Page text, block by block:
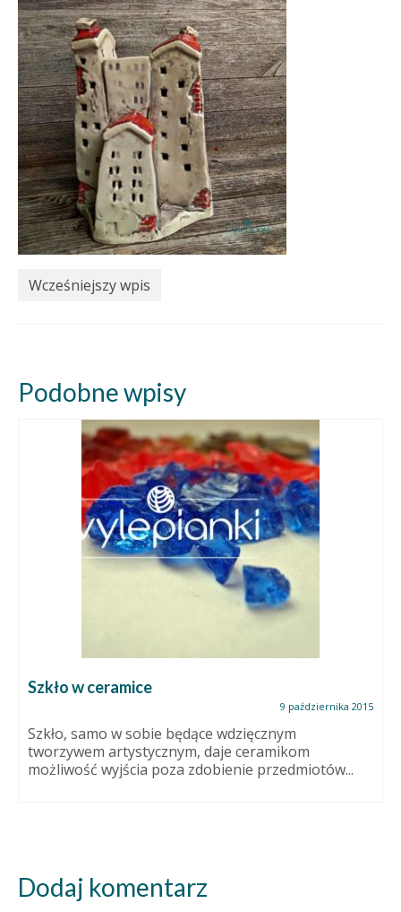
Wcześniejszy wpis
Podobne wpisy
Szkło w ceramice
9 października 2015
Szkło, samo w sobie będące wdzięcznym
tworzywem artystycznym, daje ceramikom
możliwość wyjścia poza zdobienie przedmiotów...
Dodaj komentarz